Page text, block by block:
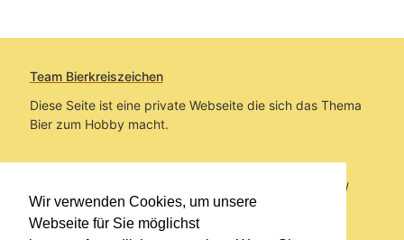
Wir verwenden Cookies, um unsere
Webseite für Sie möglichst
Team Bierkreiszeichen
Diese Seite ist eine private Webseite die sich das Thema
Bier zum Hobby macht.
Sie befinden sich auf https://www.bierkreiszeichen.at/
im Pfad:Übers Bier/Biersorten